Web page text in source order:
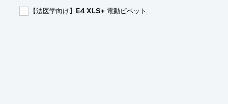
【法医学向け】E4 XLS+ 電動ピペット